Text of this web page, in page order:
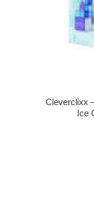
Cleverclixx
Ice